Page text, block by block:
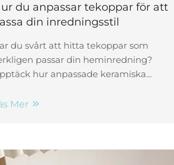
du anpassar tekoppar för att
din inredningsstil
du svårt att hitta tekoppar som
passar din heminredning?
hur anpassade keramiska
anpassning – utformade för
Mer